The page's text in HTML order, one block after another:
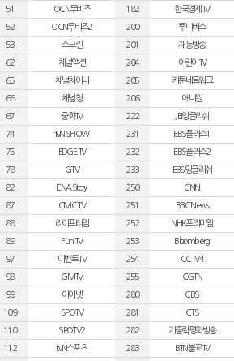
51
OCN무비즈
52
OCN무비즈2
53
스크린
62
채널액션
65
채널차이나
66
채널칭
67
중화TV
74
tvN SHOW
75
EDGE TV
78
GTV
82
ENA Story
87
CMC TV
88
라이프타임
89
Fun TV
97
이벤트TV
98
GMTV
99
아이넷
109
SPOTV
110
SPOTV2
112
tvN스포츠
182
한국경제TV
200
투니버스
201
재능방송
204
어린이TV
205
카툰네트워크
206
애니원
222
JEI잉글리쉬
231
EBS플러스1
232
EBS플러스2
233
EBS잉글리쉬
250
CNN
251
BBC News
252
NHK프리미엄
253
Bloomberg
254
CCTV4
255
CGTN
280
CBS
281
CTS
282
가톨릭평화방송
283
BTN불교TV